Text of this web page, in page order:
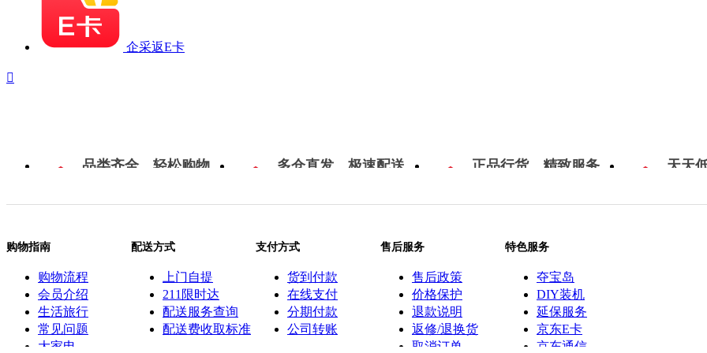
企采返E卡

品类齐全，轻松购物 多仓直发，极速配送 正品行货，精致服务 天天
购物指南
购物流程
会员介绍
生活旅行
常见问题
大家电
配送方式
上门自提
211限时达
配送服务查询
配送费收取标准
支付方式
货到付款
在线支付
分期付款
公司转账
售后服务
售后政策
价格保护
退款说明
返修/退换货
取消订单
特色服务
夺宝岛
DIY装机
延保服务
京东E卡
京东通信